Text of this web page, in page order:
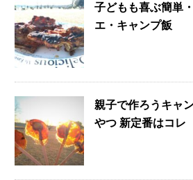
子どもも喜ぶ簡単
エ・キャンプ飯
親子で作ろうキャ
やつ 新定番はコレ